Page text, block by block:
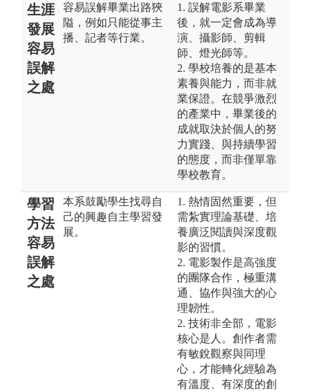
生涯
發展
容易
誤解
之處
容易誤解畢業出路狹
隘，例如只能從事主
播、記者等行業。
1. 誤解電影系畢業
後，就一定會成為導
演、攝影師、剪輯
師、燈光師等。
2. 學校培養的是基本
素養與能力，而非就
業保證。在競爭激烈
的產業中，畢業後的
成就取決於個人的努
力實踐、與持續學習
的態度，而非僅單靠
學校教育。
學習
方法
容易
誤解
之處
本系鼓勵學生找尋自
己的興趣自主學習發
展。
1. 熱情固然重要，但
需紮實理論基礎、培
養廣泛閱讀與深度觀
影的習慣。
2. 電影製作是高強度
的團隊合作，極重溝
通、協作與強大的心
理韌性。
2. 技術非全部，電影
核心是人。創作者需
有敏銳觀察與同理
心，才能轉化經驗為
有溫度、有深度的創